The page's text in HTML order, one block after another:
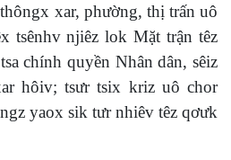
xar, phường, thị trấn uô
tsênhv njiêz lok Mặt trận têz
chính quyền Nhân dân, sêiz
hôiv; tsưr tsix kriz uô chor
yaox sik tưr nhiêv têz qơưk